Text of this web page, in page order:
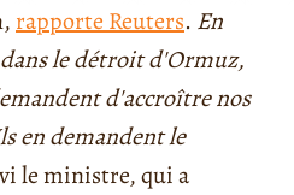
rapporte Reuters. En
le détroit d'Ormuz,
d'accroître nos
en demandent le
le ministre, qui a